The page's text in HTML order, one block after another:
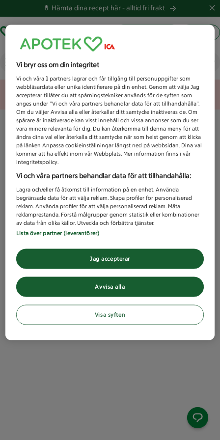
💊 Hämta dina recept här -alltid fri frakt
Vad letar du efter idag?
Unknown error
Vi bryr oss om din integritet
Vi och våra1 partners lagrar och får tillgång till personuppgifter som
webbläsardata eller unika identifierare på din enhet. Genom att välja Jag
accepterar tillåter du att spårningstekniker används för de syften som
anges under ”Vi och våra partners behandlar data för att tillhandahålla”.
Om du väljer Avvisa alla eller återkallar ditt samtycke inaktiveras de. Om
spårare är inaktiverade kan visst innehåll och vissa annonser som du ser
vara mindre relevanta för dig. Du kan återkomma till denna meny för att
ändra dina val eller återkalla ditt samtycke när som helst genom att klicka
på länken Anpassa cookieinställningar längst ned på webbsidan. Dina val
kommer att ha effekt inom vår Webbplats. Mer information finns i vår
integritetspolicy.
Vi och våra partners behandlar data för att tillhandahålla:
Lagra och/eller få åtkomst till information på en enhet. Använda
begränsade data för att välja reklam. Skapa profiler för personaliserad
reklam. Använda profiler för att välja personaliserad reklam. Mäta
reklamprestanda. Förstå målgrupper genom statistik eller kombinationer
av data från olika källor. Utveckla och förbättra tjänster.
Lista över partner (leverantörer)
Avvisa alla
Jag accepterar
Visa syften